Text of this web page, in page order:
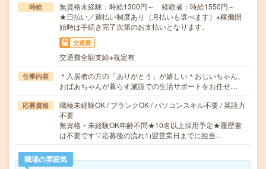
時給
無資格未経験：時給1300円～ 経験者：時給1550円～
★日払い／週払い制度あり（月払いも選べます）※稼働開
始時は手続き完了次第のお支払いとなります。
交通費
交通費全額支給※規定有
仕事内容
＊入居者の方の「ありがとう」が嬉しい＊おじいちゃん、
おばあちゃんが暮らす施設での生活サポートをお任せ…
応募資格
職種未経験OK / ブランクOK / パソコンスキル不要 / 英語力
不要
無資格・未経験OK年齢不問★10名以上採用予定★履歴書
は不要です▽応募後の流れ1)翌営業日までに担当…
職場の雰囲気